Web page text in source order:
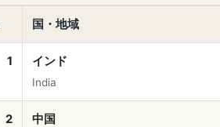
国・地域
1 インド
India
2 中国